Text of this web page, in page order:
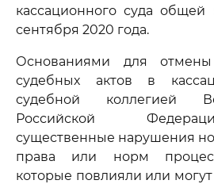
кассационного суда
сентября 2020 года.
Основаниями для
судебных актов в
судебной коллегией
Российской
существенные нарушения
права или норм
которые повлияли или